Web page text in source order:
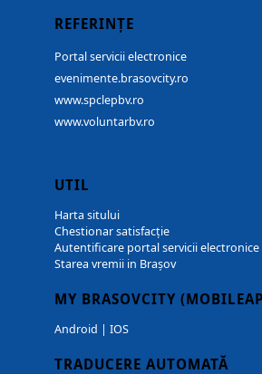
REFERINȚE
Portal servicii electronice
evenimente.brasovcity.ro
www.spclepbv.ro
www.voluntarbv.ro
UTIL
Harta sitului
Chestionar satisfacție
Autentificare portal servicii electronice
Starea vremii in Brașov
MY BRASOVCITY
Android | IOS
TRADUCERE AUTOMATĂ